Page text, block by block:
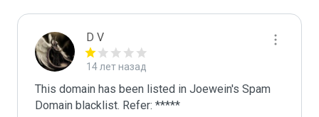
D V
14 лет назад
This domain has been listed in Joewein's Spam
Domain blacklist. Refer: *****